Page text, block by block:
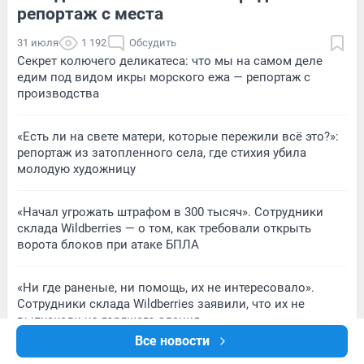
Все новости
репортаж с места
31 июля 1 192 Обсудить
Секрет колючего деликатеса: что мы на самом деле
едим под видом икры морского ежа — репортаж с
производства
«Есть ли на свете матери, которые пережили всё это?»:
репортаж из затопленного села, где стихия убила
молодую художницу
«Начал угрожать штрафом в 300 тысяч». Сотрудники
склада Wildberries — о том, как требовали открыть
ворота блоков при атаке БПЛА
«Ни где раненые, ни помощь, их не интересовало».
Сотрудники склада Wildberries заявили, что их не
выпускали из горящего здания